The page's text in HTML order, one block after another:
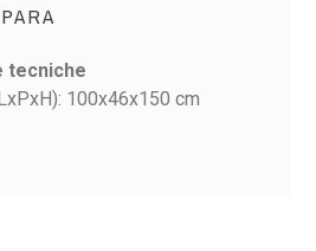
tecniche
100x46x150 cm